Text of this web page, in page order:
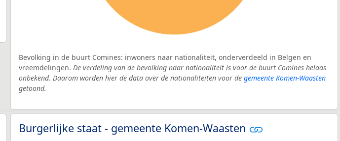
Bevolking in de buurt Comines: inwoners naar nationaliteit, onderverdeeld in Belgen en
vreemdelingen. De verdeling van de bevolking naar nationaliteit is voor de buurt Comines helaas
onbekend. Daarom worden hier de data over de nationaliteiten voor de gemeente Komen-Waasten
getoond.
Burgerlijke staat - gemeente Komen-Waasten